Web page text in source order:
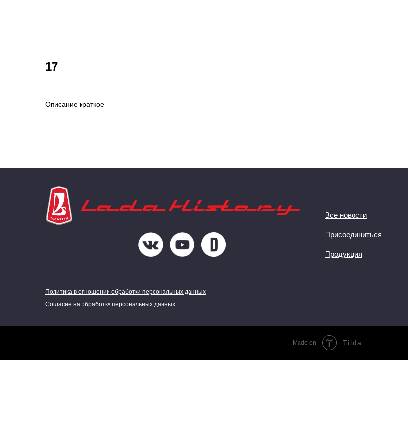
17
Описание краткое
Продукция
Присоединиться
Все новости
Политика в отношении обработки персональных данных
Согласие на обработку персональных данных
Made on Tilda